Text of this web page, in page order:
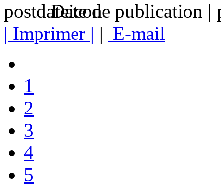
Date de publication |
| Imprimer | | E-mail
1
2
3
4
5